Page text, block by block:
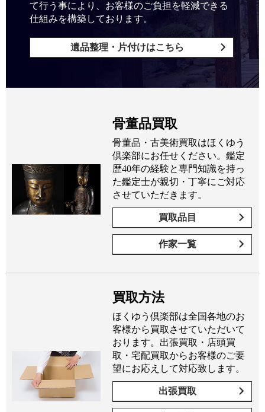
て行う事により、お客様のご負担を軽減できる
仕組みを構築しております。
遺品整理・片付けはこちら
骨董品買取
骨董品・古美術買取はほくゆう
倶楽部にお任せください。鑑定
歴40年の経験と専門知識を持っ
た鑑定士が親切・丁寧にご対応
させていただきます。
買取品目
作家一覧
買取方法
ほくゆう倶楽部は全国各地のお
客様から買取させていただいて
おります。出張買取・店頭買
取・宅配買取からお客様のご要
望にお応えして対応致します。
出張買取